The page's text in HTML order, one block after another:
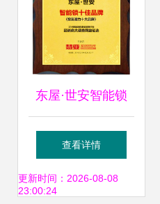
东屋·世安智能锁
以卓越软件开发实
力，荣膺投资潜力
查看详情
更新时间：2026-08-08
23:00:24